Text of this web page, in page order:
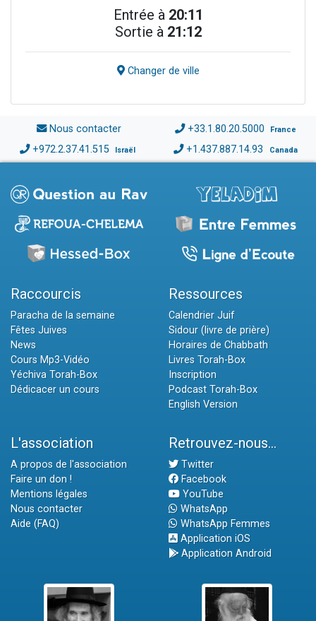
Entrée à 20:11
Sortie à 21:12
Changer de ville
Nous contacter +33.1.80.20.5000 France
+972.2.37.41.515 Israël +1.437.887.14.93 Canada
Raccourcis
Paracha de la semaine
Fêtes Juives
News
Cours Mp3-Vidéo
Yéchiva Torah-Box
Dédicacer un cours
Ressources
Calendrier Juif
Sidour (livre de prière)
Horaires de Chabbath
Livres Torah-Box
Inscription
Podcast Torah-Box
English Version
L'association
A propos de l'association
Faire un don !
Mentions légales
Nous contacter
Aide (FAQ)
Retrouvez-nous...
Twitter
Facebook
YouTube
WhatsApp
WhatsApp Femmes
Application iOS
Application Android